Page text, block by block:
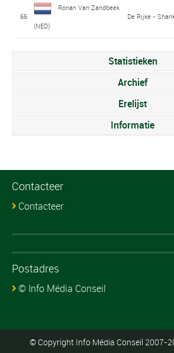
66
Ronan Van Zandbeek
(NED)
De Rijke -
Statistieken
Archief
Erelijst
Informatie
Contacteer
Contacteer
Postadres
© Info Média Conseil
© Copyright Info Média Conseil 2007-